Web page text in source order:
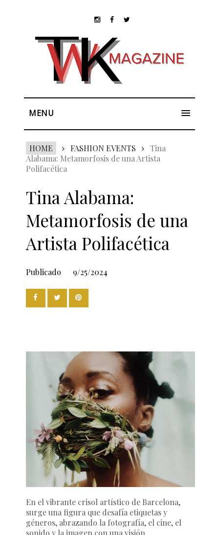
MENU
HOME FASHION EVENTS
Tina
Alabama: Metamorfosis de una Artista
Polifacética
Tina Alabama:
Metamorfosis de una
Artista Polifacética
Publicado 9/25/2024
En el vibrante crisol artístico de Barcelona,
surge una figura que desafía etiquetas y
géneros, abrazando la fotografía, el cine, el
sonido y la imagen con una visión